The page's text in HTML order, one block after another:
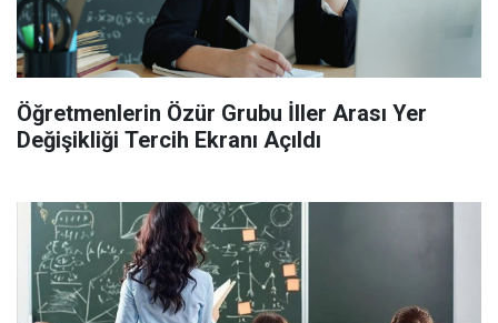
Öğretmenlerin Özür Grubu İller Arası Yer
Değişikliği Tercih Ekranı Açıldı